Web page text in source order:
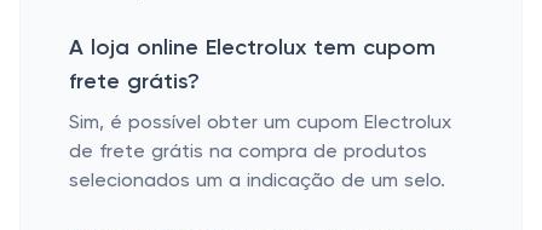
A loja online Electrolux tem cupom
frete grátis?
Sim, é possível obter um cupom Electrolux
de frete grátis na compra de produtos
selecionados um a indicação de um selo.